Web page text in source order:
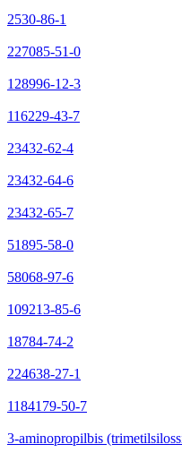
2530-86-1
227085-51-0
128996-12-3
116229-43-7
23432-62-4
23432-64-6
23432-65-7
51895-58-0
58068-97-6
109213-85-6
18784-74-2
224638-27-1
1184179-50-7
3-aminopropilbis